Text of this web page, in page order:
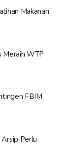
Makanan
Meraih WTP
FBIM
Perlu